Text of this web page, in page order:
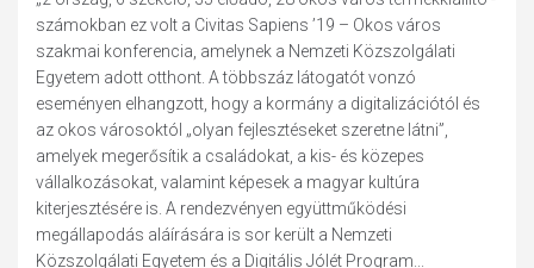
számokban ez volt a Civitas Sapiens ’19 – Okos város
szakmai konferencia, amelynek a Nemzeti Közszolgálati
Egyetem adott otthont. A többszáz látogatót vonzó
eseményen elhangzott, hogy a kormány a digitalizációtól és
az okos városoktól „olyan fejlesztéseket szeretne látni”,
amelyek megerősítik a családokat, a kis- és közepes
vállalkozásokat, valamint képesek a magyar kultúra
kiterjesztésére is. A rendezvényen együttműködési
megállapodás aláírására is sor került a Nemzeti
Közszolgálati Egyetem és a Digitális Jólét Program...